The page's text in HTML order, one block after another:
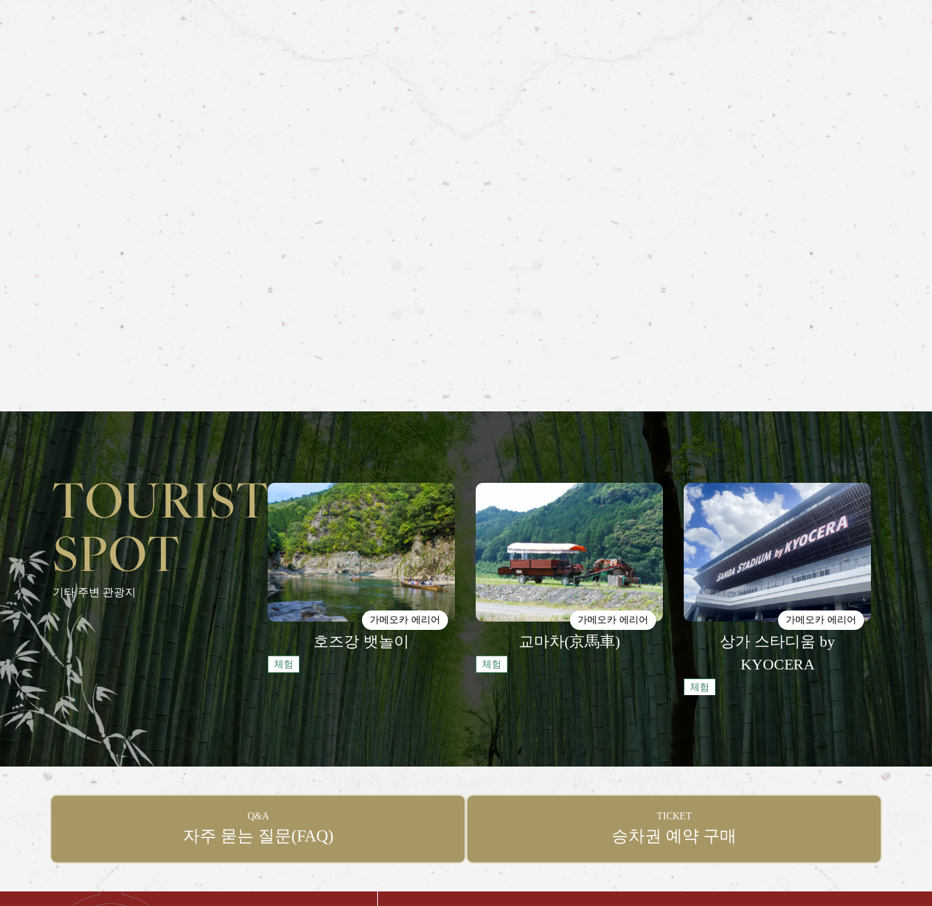
기타 주변 관광지
가메오카 에리어
호즈강 뱃놀이
체험
가메오카 에리어
교마차(京馬車)
체험
가메오카 에리어
상가 스타디움 by
KYOCERA
체험
Q&A
자주 묻는 질문(FAQ)
TICKET
승차권 예약 구매